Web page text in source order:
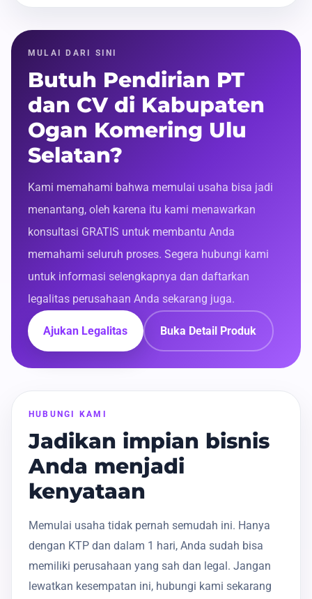
MULAI DARI SINI
Butuh Pendirian PT
dan CV di Kabupaten
Ogan Komering Ulu
Selatan?
Kami memahami bahwa memulai usaha bisa jadi
menantang, oleh karena itu kami menawarkan
konsultasi GRATIS untuk membantu Anda
memahami seluruh proses. Segera hubungi kami
untuk informasi selengkapnya dan daftarkan
legalitas perusahaan Anda sekarang juga.
Ajukan Legalitas Buka Detail Produk
HUBUNGI KAMI
Jadikan impian bisnis
Anda menjadi
kenyataan
Memulai usaha tidak pernah semudah ini. Hanya
dengan KTP dan dalam 1 hari, Anda sudah bisa
memiliki perusahaan yang sah dan legal. Jangan
lewatkan kesempatan ini, hubungi kami sekarang